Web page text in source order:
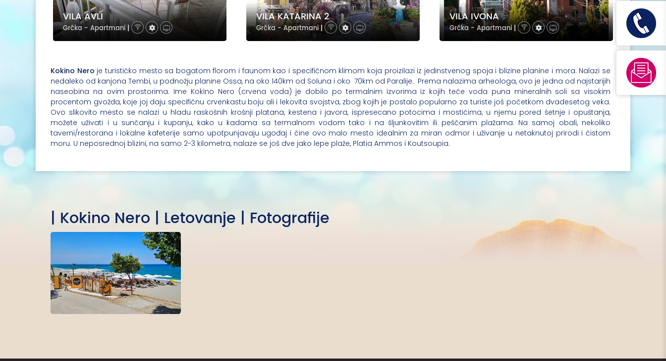
VILA AVLI
Grčka - Apartmani|
VILA KATARINA 2
Grčka - Apartmani|
VILA IVONA
Grčka - Apartmani|
Kokino Nero je turističko mesto sa bogatom florom i faunom kao i specifičnom klimom koja proizilazi iz jedinstvenog spoja i blizine planine i mora. Nalazi se
nedaleko od kanjona Tembi, u podnožju planine Ossa, na oko 140km od Soluna i oko 70km od Paralije. Prema nalazima arheologa, ovo je jedna od najstarijih
naseobina na ovim prostorima. Ime Kokino Nero (crvena voda) je dobilo po termalnim izvorima iz kojih teče voda puna mineralnih soli sa visokim
procentom gvožđa, koje joj daju specifičnu crvenkastu boju ali i lekovita svojstva, zbog kojih je postalo popularno za turiste još početkom dvadesetog veka.
Ovo slikovito mesto se nalazi u hladu raskošnih krošnji platana, kestena i javora, ispresecano potocima i mostićima, u njemu pored šetnje i opuštanja,
možete uživati i u sunčanju i kupanju, kako u kadama sa termalnom vodom tako i na šljunkovitim ili peščanim plažama. Na samoj obali, nekoliko
taverni/restorana i lokalne kafeterije samo upotpunjavaju ugođaj i čine ovo malo mesto idealnim za miran odmor i uživanje u netaknutoj prirodi i čistom
moru. U neposrednoj blizini, na samo 2-3 kilometra, nalaze se još dve jako lepe plaže, Platia Ammos i Koutsoupia.
| Kokino Nero | Letovanje | Fotografije